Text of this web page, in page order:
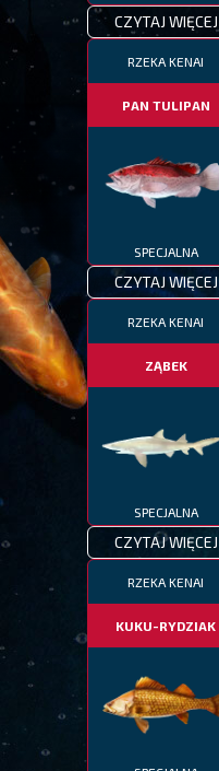
CZYTAJ WIĘCEJ
RZEKA KENAI
PAN TULIPAN
SPECJALNA
CZYTAJ WIĘCEJ
RZEKA KENAI
ZĄBEK
SPECJALNA
CZYTAJ WIĘCEJ
RZEKA KENAI
KUKU-RYDZIAK